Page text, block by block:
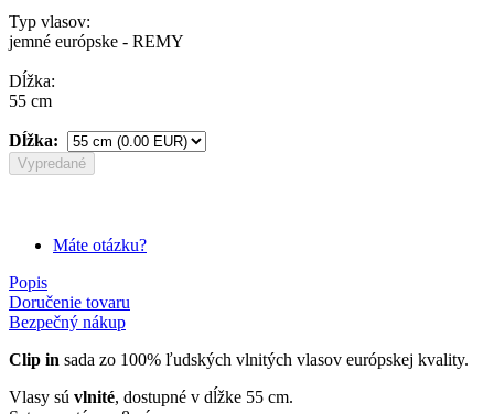
Typ vlasov:
jemné európske - REMY
Dĺžka:
55 cm
Dĺžka:
Vypredané
Máte otázku?
Popis
Doručenie tovaru
Bezpečný nákup
Clip in sada zo 100% ľudských vlnitých vlasov európskej kvality.
Vlasy sú vlnité, dostupné v dĺžke 55 cm.